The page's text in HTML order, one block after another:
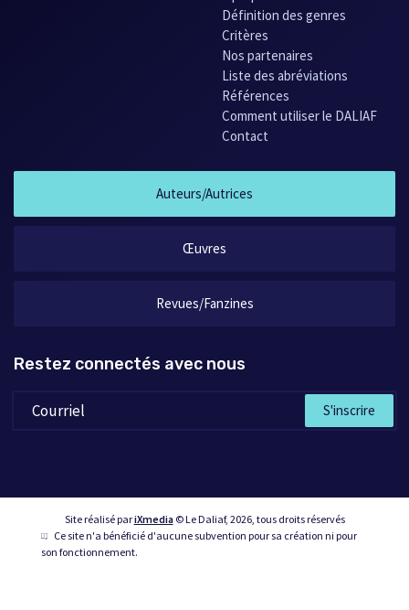
Définition des genres
Critères
Nos partenaires
Liste des abréviations
Références
Comment utiliser le DALIAF
Contact
Auteurs/Autrices
Œuvres
Revues/Fanzines
Restez connectés avec nous
S'inscrire
Site réalisé pariXmedia© Le Daliaf, 2026, tous droits réservés
Ce site n'a bénéficié d'aucune subvention pour sa création ni pour
son fonctionnement.